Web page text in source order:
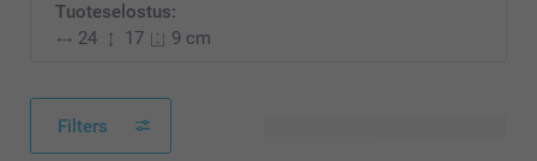
Tuoteselostus:
24
17 9 cm
Filters